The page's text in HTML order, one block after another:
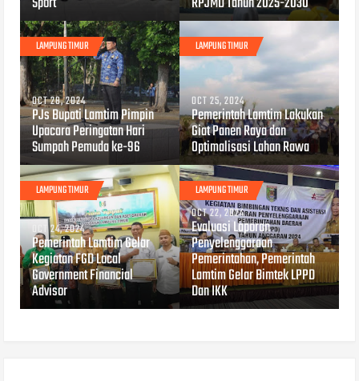
LAMPUNG TIMUR
OCT 28, 2024
PJs Bupati Lamtim Pimpin
Upacara Peringatan Hari
Sumpah Pemuda ke-96
LAMPUNG TIMUR
OCT 25, 2024
Pemerintah Lamtim Lakukan
Giat Panen Raya dan
Optimalisasi Lahan Rawa
LAMPUNG TIMUR
OCT 24, 2024
Pemerintah Lamtim Gelar
Kegiatan FGD Local
Government Financial
Advisor
LAMPUNG TIMUR
OCT 22, 2024
Evaluasi Laporan
Penyelenggaraan
Pemerintahan, Pemerintah
Lamtim Gelar Bimtek LPPD
Dan IKK